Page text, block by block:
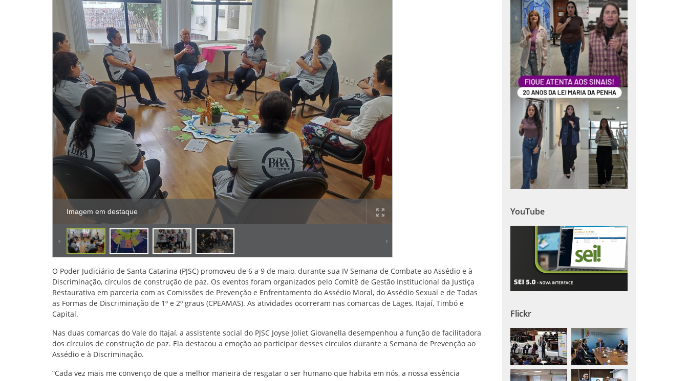
Imagem em destaque
O Poder Judiciário de Santa Catarina (PJSC) promoveu de 6 a 9 de maio, durante sua IV Semana de Combate ao Assédio e à
Discriminação, círculos de construção de paz. Os eventos foram organizados pelo Comitê de Gestão Institucional da Justiça
Restaurativa em parceria com as Comissões de Prevenção e Enfrentamento do Assédio Moral, do Assédio Sexual e de Todas
as Formas de Discriminação de 1º e 2º graus (CPEAMAS). As atividades ocorreram nas comarcas de Lages, Itajaí, Timbó e
Capital.
Nas duas comarcas do Vale do Itajaí, a assistente social do PJSC Joyse Joliet Giovanella desempenhou a função de facilitadora
dos círculos de construção de paz. Ela destacou a emoção ao participar desses círculos durante a Semana de Prevenção ao
Assédio e à Discriminação.
“Cada vez mais me convenço de que a melhor maneira de resgatar o ser humano que habita em nós, a nossa essência
YouTube
Flickr